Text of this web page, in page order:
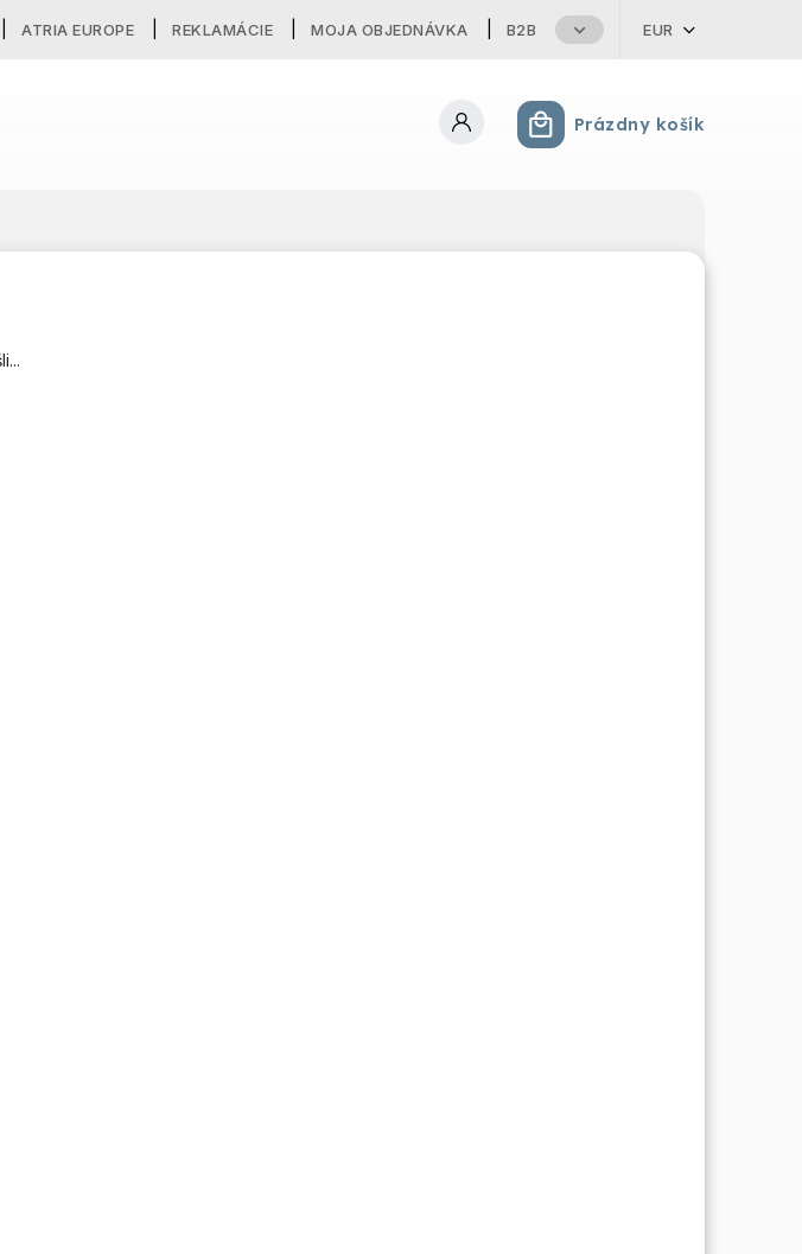
ATRIA EUROPE REKLAMÁCIE MOJA OBJEDNÁVKA B2B EUR
Nákupný košík
Prázdny košík